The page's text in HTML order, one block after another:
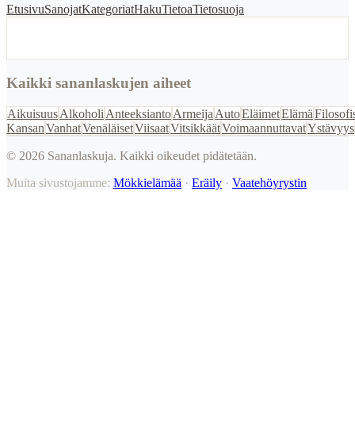
EtusivuSanojatKategoriatHakuTietoaTietosuoja
Kaikki sananlaskujen aiheet
AikuisuusAlkoholi AnteeksiantoArmeija AutoEläimetElämä
KansanVanhatVenäläisetViisaatVitsikkäätVoimaannuttavatYstävyys
© 2026 Sananlaskuja. Kaikki oikeudet pidätetään.
Muita sivustojamme: Mökkielämää · Eräily · Vaatehöyrystin